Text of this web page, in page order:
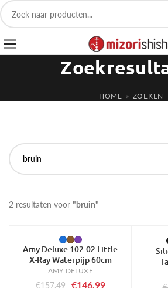
HOME » ZOEKEN
2 resultaten voor "bruin"
Amy Deluxe 102.02 Little
X-Ray Waterpijp 60cm
AMY DELUXE
€157,49 €146,99